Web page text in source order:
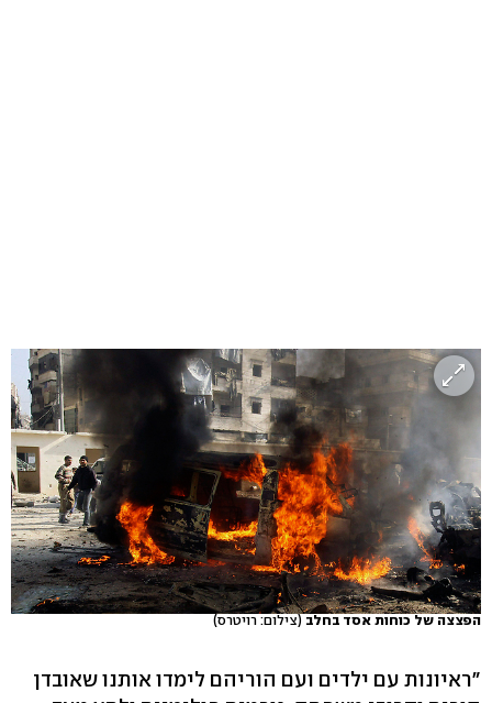
הפצצה של כוחות אסד בחלב(צילום: רויטרס)
"ראיונות עם ילדים ועם הוריהם לימדו אותנו שאובדן